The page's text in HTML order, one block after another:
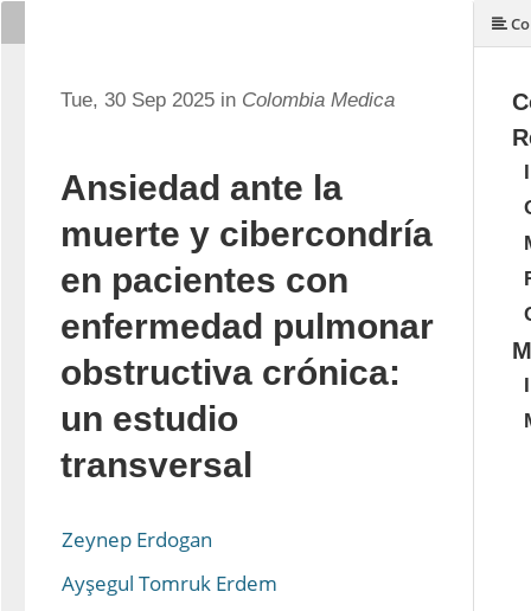
Tue, 30 Sep 2025 in Colombia Medica
Ansiedad ante la
muerte y cibercondría
en pacientes con
enfermedad pulmonar
obstructiva crónica:
un estudio
transversal
Zeynep Erdogan
Ayşegul Tomruk Erdem